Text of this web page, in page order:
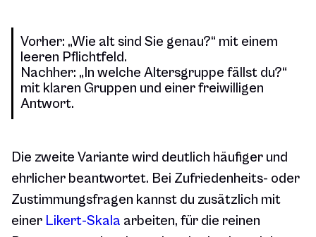
Vorher: „Wie alt sind Sie genau?“ mit einem
leeren Pflichtfeld.
Nachher: „In welche Altersgruppe fällst du?“
mit klaren Gruppen und einer freiwilligen
Antwort.
Die zweite Variante wird deutlich häufiger und
ehrlicher beantwortet. Bei Zufriedenheits- oder
Zustimmungsfragen kannst du zusätzlich mit
einer Likert-Skala arbeiten, für die reinen